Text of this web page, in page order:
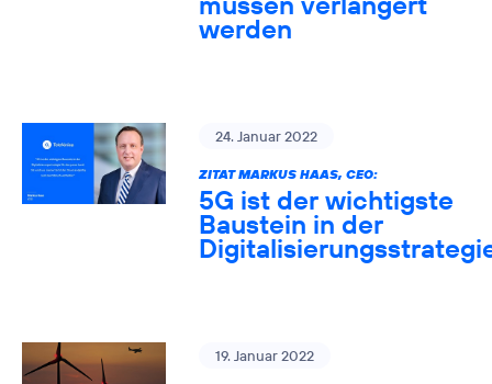
werden
24. Januar 2022
ZITAT MARKUS HAAS, CEO:
5G ist der wichtigste
Baustein in der
19. Januar 2022